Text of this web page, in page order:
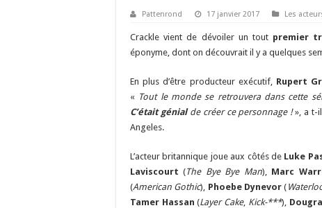
Pattenrond 17 janvier 2017 Les
Crackle vient de dévoiler un tout premier
éponyme, dont on découvrait il y a quelques
En plus d’être producteur exécutif, Rupert
« Tout le monde se retrouvera dans cette
C’était génial de créer ce personnage !», a t-il
Angeles.
L’acteur britannique joue aux côtés de Luke
Laviscourt (The Bye Bye Man), Marc
(American Gothic), Phoebe Dynevor (
Tamer Hassan (Layer Cake, Kick-***),